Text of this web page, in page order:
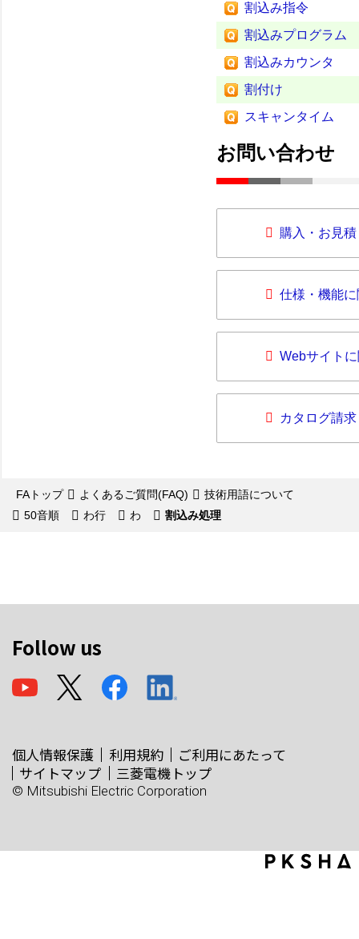
割込み指令
割込みプログラム
割込みカウンタ
割付け
スキャンタイム
お問い合わせ
購入・お見
仕様・機能
Webサイト
カタログ請求
FAトップ よくあるご質問(FAQ)
技術用語について
50音順
わ行 わ 割込み処理
Follow us
個人情報保護 利用規約
ご利用にあたって
サイトマップ
三菱電機トップ
© Mitsubishi Electric Corporation